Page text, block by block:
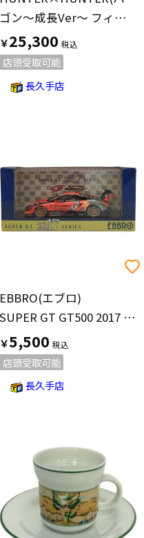
ゴン～成長Ver～ フィギュア MASTERLISE EXTRA
￥25,300
店頭受取可能
長久手店
EBBRO(エブロ)
SUPER GT GT500 2017 ARTA NSX-GT NO8 モデルカー
￥5,500
店頭受取可能
長久手店